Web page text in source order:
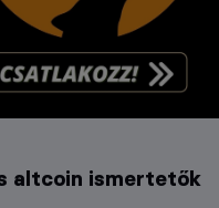
altcoin ismertetők